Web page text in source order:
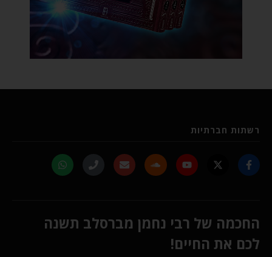
רשתות חברתיות
החכמה של רבי נחמן מברסלב תשנה
לכם את החיים!